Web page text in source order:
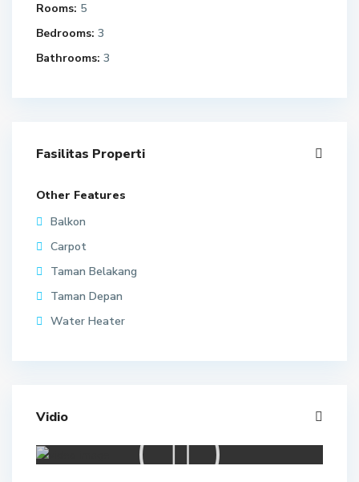
Rooms: 5
Bedrooms: 3
Bathrooms: 3
Fasilitas Properti
Other Features
Balkon
Carpot
Taman Belakang
Taman Depan
Water Heater
Vidio